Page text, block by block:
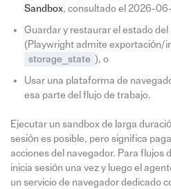
Sandbox, consultado el 2026-
Guardar y restaurar el estado
(Playwright admite exportación/
storage_state ), o
Usar una plataforma de
esa parte del flujo de trabajo.
Ejecutar un sandbox de larga
sesión es posible, pero significa
acciones del navegador. Para flujos
inicia sesión una vez y luego el
un servicio de navegador dedicado